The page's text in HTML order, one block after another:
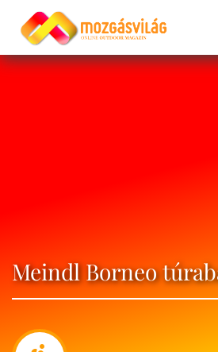
Meindl Borneo